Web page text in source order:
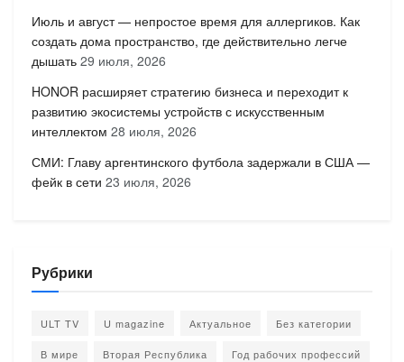
Июль и август — непростое время для аллергиков. Как
создать дома пространство, где действительно легче
дышать 29 июля, 2026
HONOR расширяет стратегию бизнеса и переходит к
развитию экосистемы устройств с искусственным
интеллектом 28 июля, 2026
СМИ: Главу аргентинского футбола задержали в США —
фейк в сети 23 июля, 2026
Рубрики
ULT TV U magazine Актуальное Без категории
В мире Вторая Республика Год рабочих профессий